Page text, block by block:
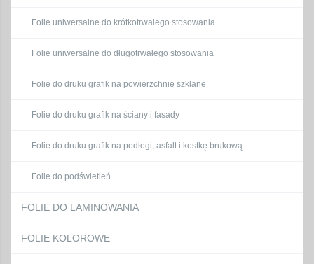
Folie uniwersalne do krótkotrwałego stosowania
Folie uniwersalne do długotrwałego stosowania
Folie do druku grafik na powierzchnie szklane
Folie do druku grafik na ściany i fasady
Folie do druku grafik na podłogi, asfalt i kostkę brukową
Folie do podświetleń
FOLIE DO LAMINOWANIA
FOLIE KOLOROWE